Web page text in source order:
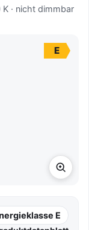
· nicht dimmbar
E
E